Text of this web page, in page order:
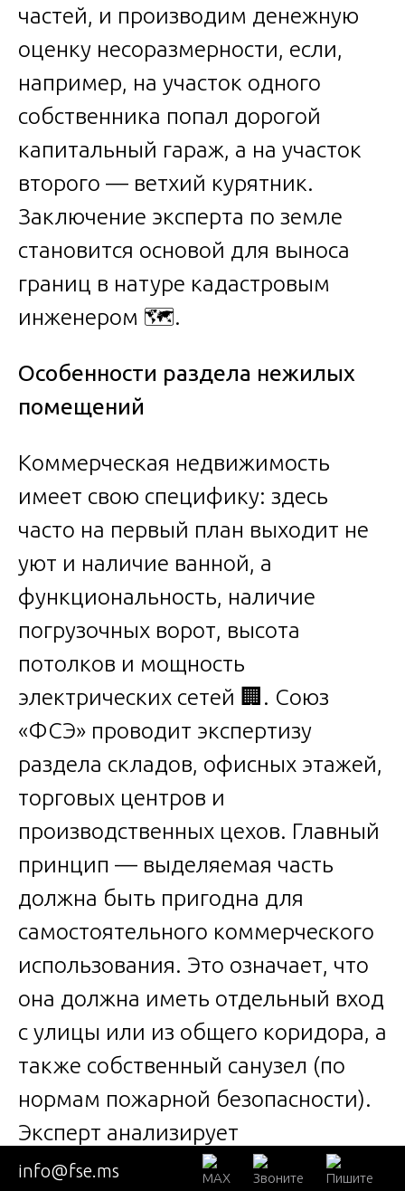
частей, и производим денежную
оценку несоразмерности, если,
например, на участок одного
собственника попал дорогой
капитальный гараж, а на участок
второго — ветхий курятник.
Заключение эксперта по земле
становится основой для выноса
границ в натуре кадастровым
инженером 🗺️.
Особенности раздела нежилых
помещений
Коммерческая недвижимость
имеет свою специфику: здесь
часто на первый план выходит не
уют и наличие ванной, а
функциональность, наличие
погрузочных ворот, высота
потолков и мощность
электрических сетей 🏢. Союз
«ФСЭ» проводит экспертизу
раздела складов, офисных этажей,
торговых центров и
производственных цехов. Главный
принцип — выделяемая часть
должна быть пригодна для
самостоятельного коммерческого
использования. Это означает, что
она должна иметь отдельный вход
с улицы или из общего коридора, а
также собственный санузел (по
нормам пожарной безопасности).
Эксперт анализирует
расположение несущих колонн,
info@fse.ms